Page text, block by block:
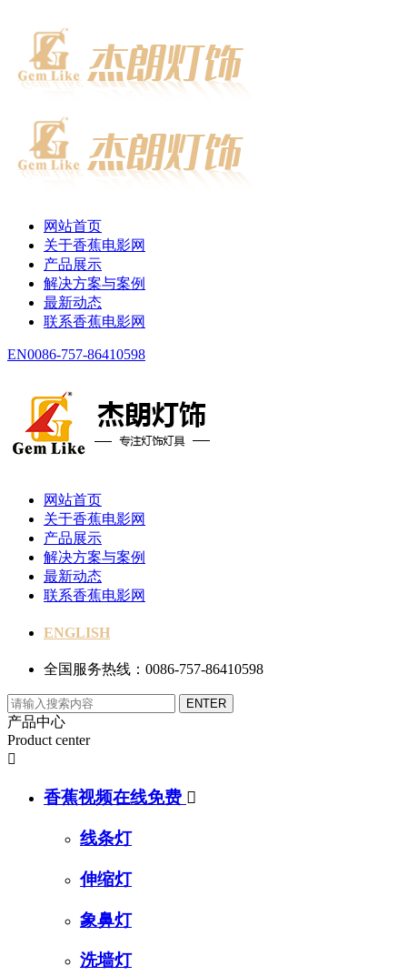
网站首页
关于香蕉电影网
产品展示
解决方案与案例
最新动态
联系香蕉电影网
EN0086-757-86410598
网站首页
关于香蕉电影网
产品展示
解决方案与案例
最新动态
联系香蕉电影网
ENGLISH
全国服务热线：0086-757-86410598
产品中心
Product center

香蕉视频在线免费 
线条灯
伸缩灯
象鼻灯
洗墙灯